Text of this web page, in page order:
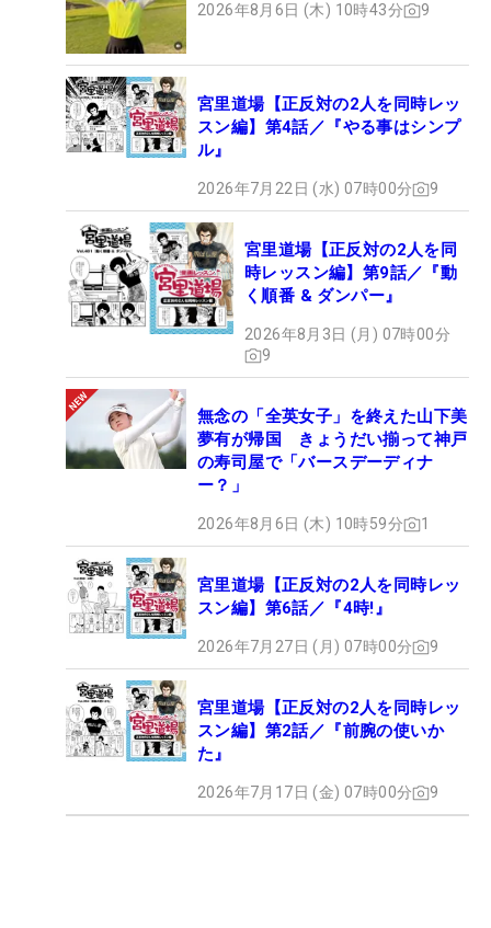
2026年8月6日 (木) 10時43分 9
宮里道場【正反対の2人を同時レッ
スン編】第4話／『やる事はシンプ
ル』
2026年7月22日 (水) 07時00分 9
宮里道場【正反対の2人を同
時レッスン編】第9話／『動
く順番 & ダンパー』
2026年8月3日 (月) 07時00分
9
無念の「全英女子」を終えた山下美
夢有が帰国 きょうだい揃って神戸
の寿司屋で「バースデーディナ
ー？」
2026年8月6日 (木) 10時59分 1
宮里道場【正反対の2人を同時レッ
スン編】第6話／『4時!』
2026年7月27日 (月) 07時00分 9
宮里道場【正反対の2人を同時レッ
スン編】第2話／『前腕の使いか
た』
2026年7月17日 (金) 07時00分 9